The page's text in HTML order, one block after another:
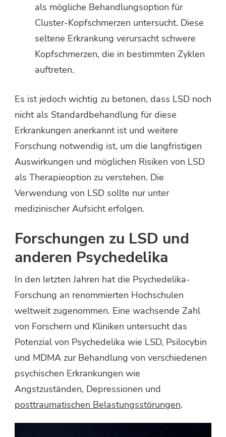
als mögliche Behandlungsoption für
Cluster-Kopfschmerzen untersucht. Diese
seltene Erkrankung verursacht schwere
Kopfschmerzen, die in bestimmten Zyklen
auftreten.
Es ist jedoch wichtig zu betonen, dass LSD noch
nicht als Standardbehandlung für diese
Erkrankungen anerkannt ist und weitere
Forschung notwendig ist, um die langfristigen
Auswirkungen und möglichen Risiken von LSD
als Therapieoption zu verstehen. Die
Verwendung von LSD sollte nur unter
medizinischer Aufsicht erfolgen.
Forschungen zu LSD und
anderen Psychedelika
In den letzten Jahren hat die Psychedelika-
Forschung an renommierten Hochschulen
weltweit zugenommen. Eine wachsende Zahl
von Forschern und Kliniken untersucht das
Potenzial von Psychedelika wie LSD, Psilocybin
und MDMA zur Behandlung von verschiedenen
psychischen Erkrankungen wie
Angstzuständen, Depressionen und
posttraumatischen Belastungsstörungen.